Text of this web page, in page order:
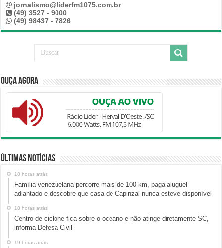
jornalismo@liderfm1075.com.br
(49) 3527 - 9000
(49) 98437 - 7826
Ouça Agora
Últimas Notícias
18 horas atrás
Família venezuelana percorre mais de 100 km, paga aluguel
adiantado e descobre que casa de Capinzal nunca esteve disponível
18 horas atrás
Centro de ciclone fica sobre o oceano e não atinge diretamente SC,
informa Defesa Civil
19 horas atrás